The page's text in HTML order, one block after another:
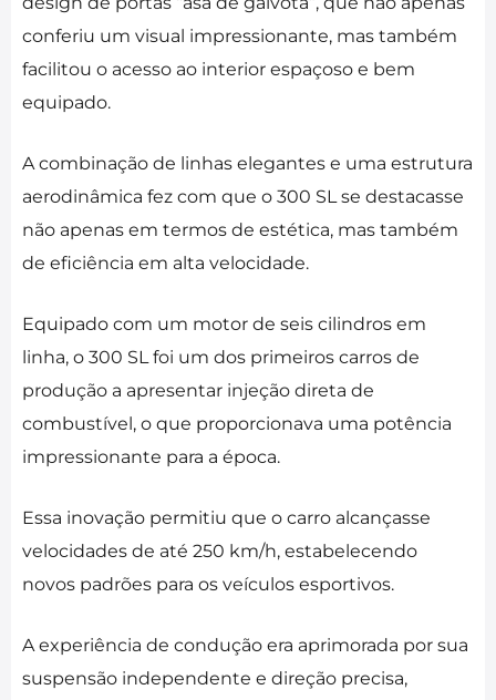
conferiu um visual impressionante, mas também
facilitou o acesso ao interior espaçoso e bem
equipado.
A combinação de linhas elegantes e uma estrutura
aerodinâmica fez com que o 300 SL se destacasse
não apenas em termos de estética, mas também
de eficiência em alta velocidade.
Equipado com um motor de seis cilindros em
linha, o 300 SL foi um dos primeiros carros de
produção a apresentar injeção direta de
combustível, o que proporcionava uma potência
impressionante para a época.
Essa inovação permitiu que o carro alcançasse
velocidades de até 250 km/h, estabelecendo
novos padrões para os veículos esportivos.
A experiência de condução era aprimorada por sua
suspensão independente e direção precisa,